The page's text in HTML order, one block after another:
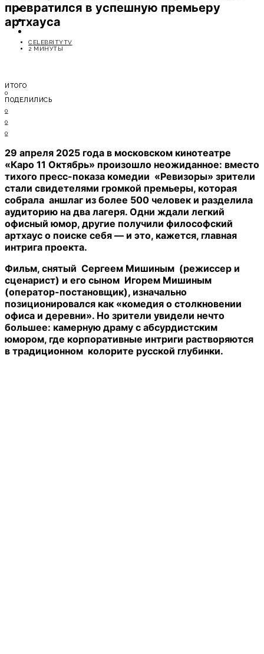
ЛИЧНОСТЬ
ОТДЫХ
превратился в успешную премьеру
артхауса
CELEBRITYTV
2 МИНУТЫ
ИТОГО
0
ПОДЕЛИЛИСЬ
0
0
0
29 апреля 2025 года в московском кинотеатре
«Каро 11 Октябрь» произошло неожиданное: вместо
тихого пресс-показа комедии «Ревизоры» зрители
стали свидетелями громкой премьеры, которая
собрала аншлаг из более 500 человек и разделила
аудиторию на два лагеря. Одни ждали легкий
офисный юмор, другие получили философский
артхаус о поиске себя — и это, кажется, главная
интрига проекта.
Фильм, снятый Сергеем Мишиным (режиссер и
сценарист) и его сыном Игорем Мишиным
(оператор-постановщик), изначально
позиционировался как «комедия о столкновении
офиса и деревни». Но зрители увидели нечто
большее: камерную драму с абсурдистским
юмором, где корпоративные интриги растворяются
в традиционном колорите русской глубинки.